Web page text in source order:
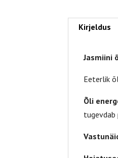
Kirjeldus
Jasmiini
Eeterlik
Õli